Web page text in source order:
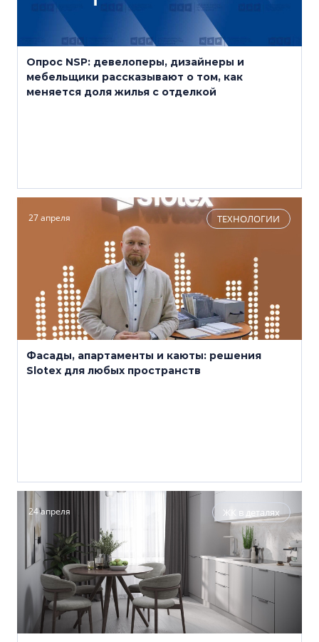
Опрос NSP: девелоперы, дизайнеры и
мебельщики рассказывают о том, как
меняется доля жилья с отделкой
27 апреля ТЕХНОЛОГИИ
Фасады, апартаменты и каюты: решения
Slotex для любых пространств
24 апреля ЖК в деталях